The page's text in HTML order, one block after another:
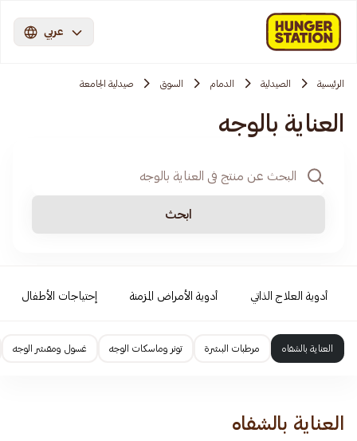
عربي
الرئيسية الصيدلية الدمام السوق صيدلية الجامعة
العناية بالوجه
ابحث
أدوية العلاج الذاتي أدوية الأمراض المزمنة إحتياجات الأطفال
العناية بالشفاه مرطبات البشرة تونر وماسكات الوجه غسول ومقشر الوجه
العناية بالشفاه